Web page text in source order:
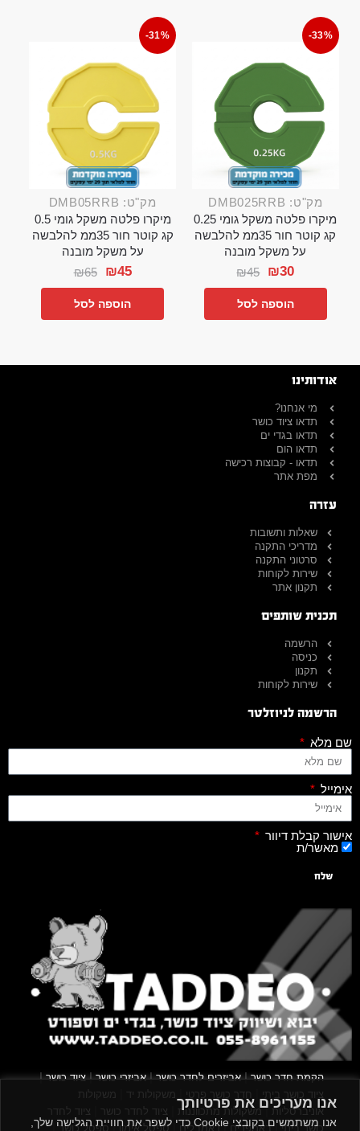
אנו מעריכים את פרטיותך
אנו משתמשים בקובצי Cookie כדי לשפר את חוויית הגלישה שלך,
-33%
מק"ט: DMB025RRB
מיקרו פלטה משקל גומי 0.25
קג קוטר חור 35ממ להלבשה
על משקל מובנה
₪45 ₪30
הוספה לסל
-31%
מק"ט: DMB05RRB
מיקרו פלטה משקל גומי 0.5
קג קוטר חור 35ממ להלבשה
על משקל מובנה
₪65 ₪45
הוספה לסל
אודותינו
מי אנחנו?
תדאו ציוד כושר
תדאו בגדי ים
תדאו הום
תדאו - קבוצות רכישה
מפת אתר
עזרה
שאלות ותשובות
מדריכי התקנה
סרטוני התקנה
שירות לקוחות
תקנון אתר
תכנית שותפים
הרשמה
כניסה
תקנון
שירות לקוחות
הרשמה לניוזלטר
שם מלא
אימייל
אישור קבלת דיוור
מאשר/ת
שלח
הקמת חדר כושר|אביזרים לחדר כושר|אביזרי כושר|ציוד כושר|
ציוד כושר ביתי חדר כושר פרטי משקולות יד
משקולות
אוניברסליות |משקולות מתכווננות ציוד לחדר כושר
ציוד לחדר
כושר ביתי|באמפרים |דאמבלים |ספסל אימון | ספסל כושר|